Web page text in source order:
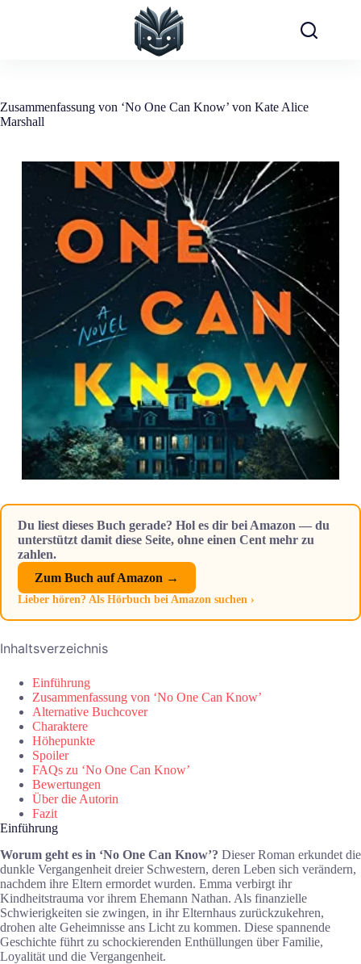
Zusammenfassung von ‘No One Can Know’ von Kate Alice
Marshall
Du liest dieses Buch gerade? Hol es dir bei Amazon — du
unterstützt damit diese Seite, ohne einen Cent mehr zu
zahlen.
Zum Buch auf Amazon →
Lieber hören? Als Hörbuch bei Amazon suchen ›
Inhaltsverzeichnis
Einführung
Zusammenfassung von ‘No One Can Know’
Alternative Buchcover
Charaktere
Höhepunkte
Spoiler
FAQs zu ‘No One Can Know’
Bewertungen
Über die Autorin
Fazit
Einführung
Worum geht es in ‘No One Can Know’? Dieser Roman erkundet die
dunkle Vergangenheit dreier Schwestern, deren Leben sich verändern,
nachdem ihre Eltern ermordet wurden. Emma verbirgt ihr
Kindheitstrauma vor ihrem Ehemann Nathan. Als finanzielle
Schwierigkeiten sie zwingen, in ihr Elternhaus zurückzukehren,
drohen alte Geheimnisse ans Licht zu kommen. Diese spannende
Geschichte führt zu schockierenden Enthüllungen über Familie,
Loyalität und die Vergangenheit.